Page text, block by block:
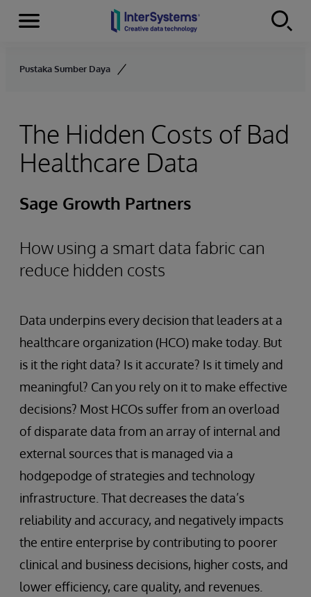
Skip to content
Menu
Pustaka Sumber Daya
The Hidden Costs of Bad
Healthcare Data
Sage Growth Partners
How using a smart data fabric can
reduce hidden costs
Data underpins every decision that leaders at a
healthcare organization (HCO) make today. But
is it the right data? Is it accurate? Is it timely and
meaningful? Can you rely on it to make effective
decisions? Most HCOs suffer from an overload
of disparate data from an array of internal and
external sources that is managed via a
hodgepodge of strategies and technology
infrastructure. That decreases the data’s
reliability and accuracy, and negatively impacts
the entire enterprise by contributing to poorer
clinical and business decisions, higher costs, and
lower efficiency, care quality, and revenues.